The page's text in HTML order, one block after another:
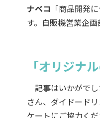
ナベコ 「商品開発
す。自販機営業企
「オリジナ
記事はいかがで
さん、ダイドード
ケートにご協力くだ